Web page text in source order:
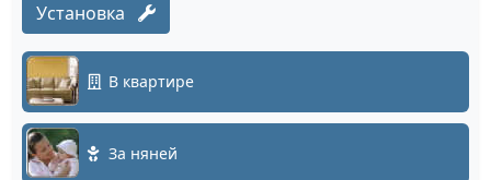
Установка
В квартире
За няней